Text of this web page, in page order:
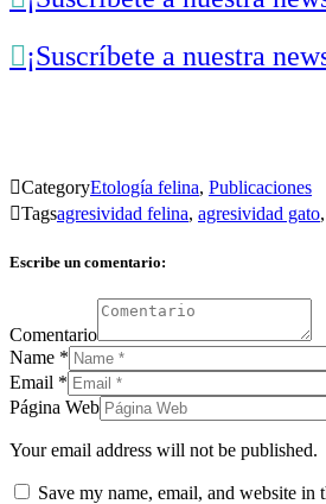
¡Suscríbete a nuestra
CategoryEtología felina, Publicaciones
Tagsagresividad felina, agresividad gato,
Escribe un comentario:
Comentario
Name *
Email *
Página Web
Your email address will not be published.
Save my name, email, and website